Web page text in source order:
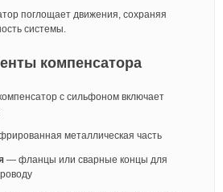
поглощает движения, сохраняя
системы.
компенсатора
с сильфоном включает
металлическая часть
— фланцы или сварные концы для